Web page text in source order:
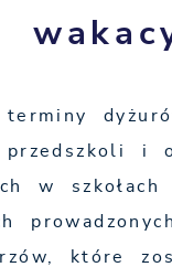
terminy
przedszkoli i
w szkołach
które